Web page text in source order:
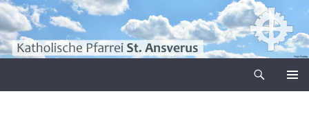
Zum
Inhalt
springen